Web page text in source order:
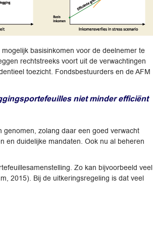
basisinkomen voor de deelnemer te
rechtstreeks voort uit de verwachtingen
toezicht. Fondsbestuurders en de AFM
niet minder efficiënt
zolang daar een goed verwacht
en duidelijke mandaten. Ook nu al beheren
Zo kan bijvoorbeeld veel
2015). Bij de uitkeringsregeling is dat veel